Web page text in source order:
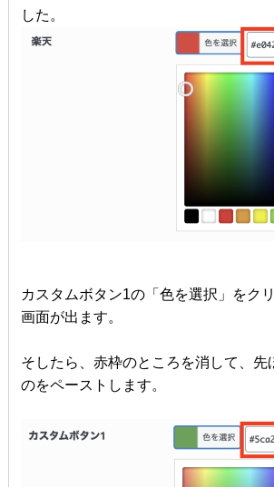
した。
カスタムボタン1の「色を選択」をク
画面が出ます。
そしたら、赤枠のところを消して、先
のをペーストします。